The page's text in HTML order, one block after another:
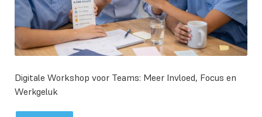
Digitale Workshop voor Teams: Meer Invloed, Focus en
Werkgeluk